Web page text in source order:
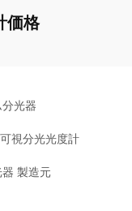
価格
光器
視分光光度計
製造元